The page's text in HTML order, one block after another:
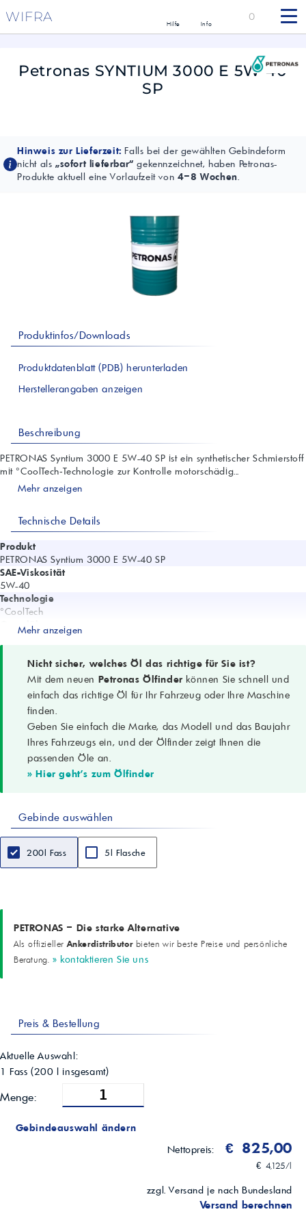
WIFRA Hilfe Info
0
Petronas SYNTIUM 3000 E 5W-40
SP
Hinweis zur Lieferzeit: Falls bei der gewählten Gebindeform
nicht als „sofort lieferbar“ gekennzeichnet, haben Petronas-
Produkte aktuell eine Vorlaufzeit von 4–8 Wochen.
Produktinfos/Downloads
Produktdatenblatt (PDB) herunterladen
Herstellerangaben anzeigen
Beschreibung
PETRONAS Syntium 3000 E 5W-40 SP ist ein synthetischer Schmierstoff
mit °CoolTech‑Technologie zur Kontrolle motorschädig...
Mehr anzeigen
Technische Details
Produkt
PETRONAS Syntium 3000 E 5W-40 SP
SAE-Viskosität
5W-40
Technologie
°CoolTech
Grundöl
API SP; ACEA A3/B4
OEM-Freigaben
MB-Approval 229.5; VW 502.00/505.00; Porsche A40; Renault
RN0700/RN0710; BMW Longlife-01
Leistungsstufen
FCA 955535-H2; 955535-M2; 955535-S2
Besondere Eigenschaften
LSPI-Schutz; Hitzekontrolle; Schlamm- und Ablagerungskontrolle;
Verschleißschutz
Einsatzbereiche
PKW, SUV, Transporter; Turbo-Benzin & Diesel; Direkteinspritzung
Geeignet für DPF und Katalysator
Geeignet
Dichte (15 °C)
0,857 g/cm³
Viskositätsindex
172
230 °C
Sulfatasche
1,2 %
6120 mPa·s
-38 °C
Mehr anzeigen
Nicht sicher, welches Öl das richtige für Sie ist?
Mit dem neuen Petronas Ölfinder können Sie schnell und
einfach das richtige Öl für Ihr Fahrzeug oder Ihre Maschine
finden.
Geben Sie einfach die Marke, das Modell und das Baujahr
Ihres Fahrzeugs ein, und der Ölfinder zeigt Ihnen die
passenden Öle an.
» Hier geht's zum Ölfinder
Gebinde auswählen
200l Fass 5l Flasche
PETRONAS – Die starke Alternative
Als offiziellerAnkerdistributorbieten wir beste Preise und persönliche
Beratung. » kontaktieren Sie uns
Preis & Bestellung
Aktuelle Auswahl:
1 Fass (200 l insgesamt)
Menge:
Gebindeauswahl ändern
Nettopreis:
€ 825,00
€ 4,125/l
zzgl. Versand je nach Bundesland
Versand berechnen